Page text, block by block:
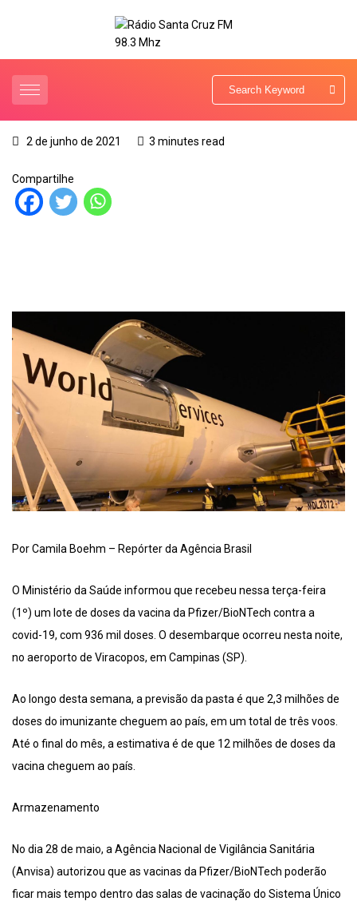
2 de junho de 2021 3 minutes read
Compartilhe
Por Camila Boehm – Repórter da Agência Brasil
O Ministério da Saúde informou que recebeu nessa terça-feira
(1º) um lote de doses da vacina da Pfizer/BioNTech contra a
covid-19, com 936 mil doses. O desembarque ocorreu nesta noite,
no aeroporto de Viracopos, em Campinas (SP).
Ao longo desta semana, a previsão da pasta é que 2,3 milhões de
doses do imunizante cheguem ao país, em um total de três voos.
Até o final do mês, a estimativa é de que 12 milhões de doses da
vacina cheguem ao país.
Armazenamento
No dia 28 de maio, a Agência Nacional de Vigilância Sanitária
(Anvisa) autorizou que as vacinas da Pfizer/BioNTech poderão
ficar mais tempo dentro das salas de vacinação do Sistema Único